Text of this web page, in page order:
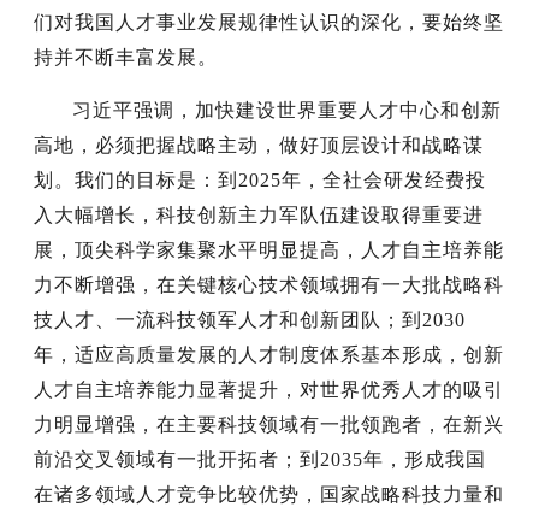
们对我国人才事业发展规律性认识的深化，要始终坚
持并不断丰富发展。
习近平强调，加快建设世界重要人才中心和创新
高地，必须把握战略主动，做好顶层设计和战略谋
划。我们的目标是：到2025年，全社会研发经费投
入大幅增长，科技创新主力军队伍建设取得重要进
展，顶尖科学家集聚水平明显提高，人才自主培养能
力不断增强，在关键核心技术领域拥有一大批战略科
技人才、一流科技领军人才和创新团队；到2030
年，适应高质量发展的人才制度体系基本形成，创新
人才自主培养能力显著提升，对世界优秀人才的吸引
力明显增强，在主要科技领域有一批领跑者，在新兴
前沿交叉领域有一批开拓者；到2035年，形成我国
在诸多领域人才竞争比较优势，国家战略科技力量和